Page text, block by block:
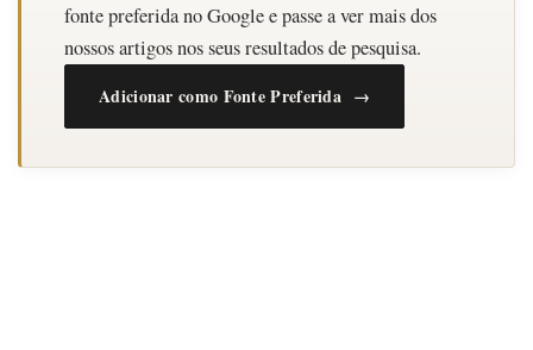
fonte preferida no Google e passe a ver mais dos
nossos artigos nos seus resultados de pesquisa.
Adicionar como Fonte Preferida →